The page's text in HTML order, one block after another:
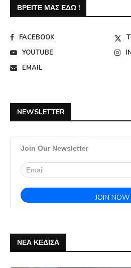
ΒΡΕΊΤΕ ΜΑΣ ΕΔΏ !
FACEBOOK
YOUTUBE
EMAIL
NEWSLETTER
Join Our Newsletter
ΝΕΑ ΚΕΔΙΣΑ